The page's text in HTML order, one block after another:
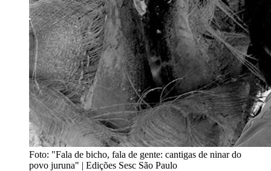
Foto: "Fala de bicho, fala de gente: cantigas de ninar do
povo juruna" | Edições Sesc São Paulo